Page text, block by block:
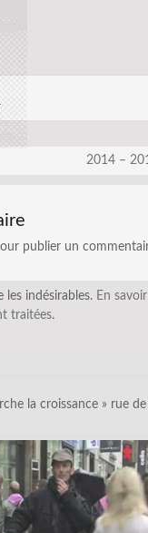
2014 –
publier un
les indésirables. En
traitées.
la croissance » rue de